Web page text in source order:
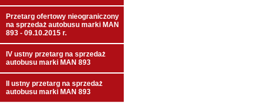
Przetarg ofertowy nieograniczony
na sprzedaż autobusu marki MAN
893 - 09.10.2015 r.
IV ustny przetarg na sprzedaż
autobusu marki MAN 893
II ustny przetarg na sprzedaż
autobusu marki MAN 893